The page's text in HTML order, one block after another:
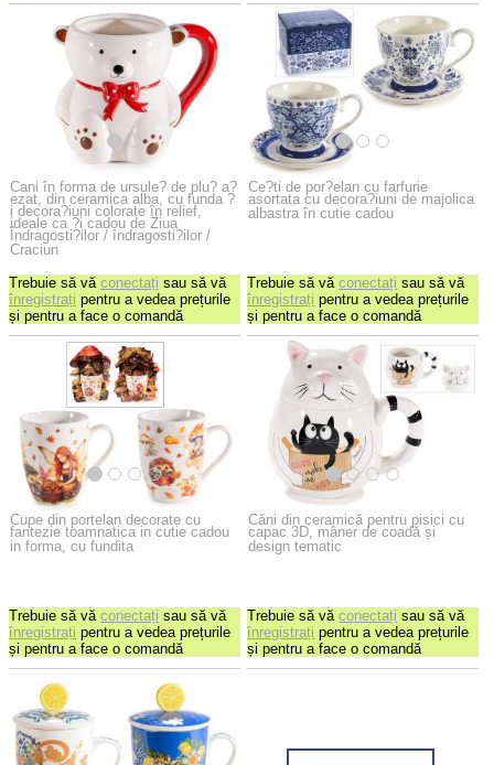
Cani în forma de ursule? de plu? a?
ezat, din ceramica alba, cu funda ?
i decora?iuni colorate în relief,
ideale ca ?i cadou de Ziua
Îndragosti?ilor / îndragosti?ilor /
Craciun
Trebuie să vă conectați sau să vă
înregistrați pentru a vedea prețurile
și pentru a face o comandă
Ce?ti de por?elan cu farfurie
asortata cu decora?iuni de majolica
albastra în cutie cadou
Trebuie să văconectați sau să vă
înregistrați pentru a vedea prețurile
și pentru a face o comandă
Cupe din portelan decorate cu
fantezie toamnatica in cutie cadou
in forma, cu fundita
Trebuie să vă conectați sau să vă
înregistrați pentru a vedea prețurile
și pentru a face o comandă
Căni din ceramică pentru pisici cu
capac 3D, mâner de coadă și
design tematic
Trebuie să văconectați sau să vă
înregistrați pentru a vedea prețurile
și pentru a face o comandă